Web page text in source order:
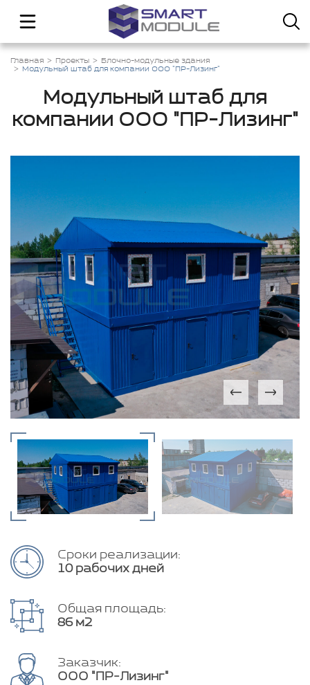
Главная Проекты
Блочно-модульные здания
Модульный штаб для компании ООО "ПР-Лизинг"
Модульный штаб для
компании ООО "ПР-Лизинг"
Сроки реализации:
10 рабочих дней
Общая площадь:
86 м2
Заказчик:
ООО "ПР-Лизинг"